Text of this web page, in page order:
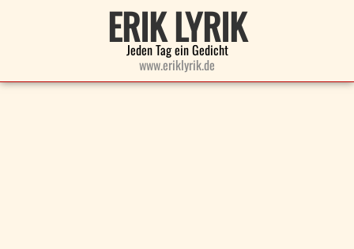
ERIK LYRIK
Jeden Tag ein Gedicht
www.eriklyrik.de